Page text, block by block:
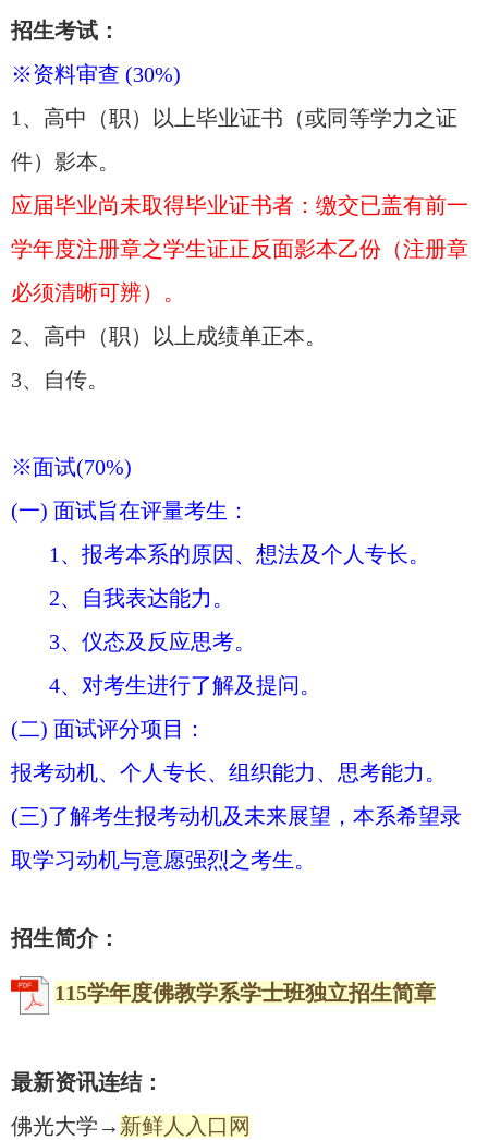
招生考试：
※资料审查 (30%)
1、高中（职）以上毕业证书（或同等学力之证
件）影本。
应届毕业尚未取得毕业证书者：缴交已盖有前一
学年度注册章之学生证正反面影本乙份（注册章
必须清晰可辨）。
2、高中（职）以上成绩单正本。
3、自传。
※面试(70%)
(一) 面试旨在评量考生：
1、报考本系的原因、想法及个人专长。
2、自我表达能力。
3、仪态及反应思考。
4、对考生进行了解及提问。
(二) 面试评分项目：
报考动机、个人专长、组织能力、思考能力。
(三)了解考生报考动机及未来展望，本系希望录
取学习动机与意愿强烈之考生。
招生简介：
115学年度佛教学系学士班独立招生简章
最新资讯连结：
佛光大学→ 新鲜人入口网